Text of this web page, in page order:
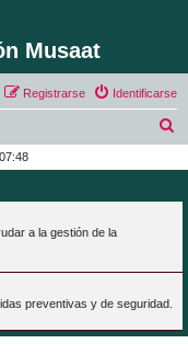
Musaat
Identificarse
Registrarse
c
a la gestión de la
preventivas y de seguridad.